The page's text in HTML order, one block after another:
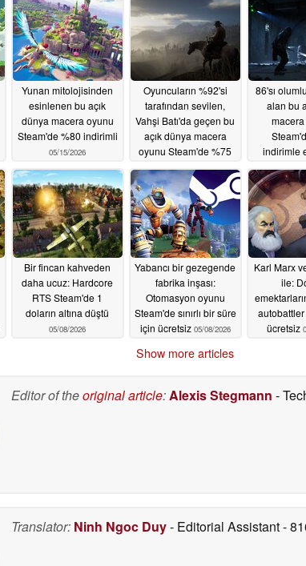
Yunan mitolojisinden
esinlenen bu açık
dünya macera oyunu
Steam'de %80 indirimli
05/15/2026
Oyuncuların %92'si
tarafından sevilen,
Vahşi Batı'da geçen bu
açık dünya macera
oyunu Steam'de %75
05/14/2026
86'sı
alan bu
indirimle
Bir fincan kahveden
daha ucuz: Hardcore
RTS Steam'de 1
doların altına düştü
05/08/2026
Yabancı bir gezegende
fabrika inşası:
Otomasyon oyunu
Steam'de sınırlı bir süre
için ücretsiz 05/08/2026
Karl Marx
ile:
ücretsiz
Show more articles
Editor of theoriginal article:Alexis Stegmann -
Translator: Ninh Ngoc Duy- Editorial Assistant-